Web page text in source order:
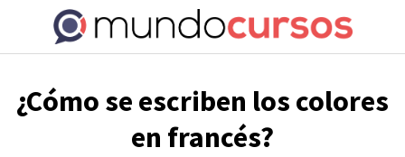
contenido
¿Cómo se escriben los colores
en francés?